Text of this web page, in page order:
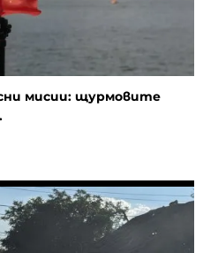
мисии: щурмовите